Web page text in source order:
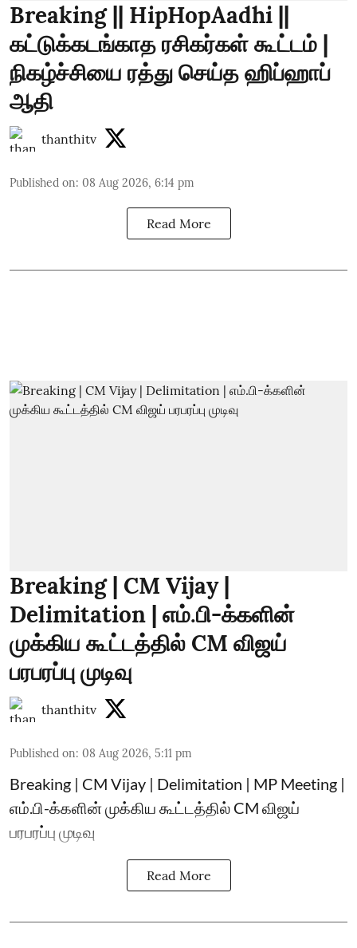
Breaking || HipHopAadhi ||
கட்டுக்கடங்காத ரசிகர்கள் கூட்டம் |
நிகழ்ச்சியை ரத்து செய்த ஹிப்ஹாப்
ஆதி
thanthitv
Published on: 08 Aug 2026, 6:14 pm
Read More
Breaking | CM Vijay |
Delimitation | எம்.பி-க்களின்
முக்கிய கூட்டத்தில் CM விஜய்
பரபரப்பு முடிவு
thanthitv
Published on: 08 Aug 2026, 5:11 pm
Breaking | CM Vijay | Delimitation | MP Meeting |
எம்.பி-க்களின் முக்கிய கூட்டத்தில் CM விஜய்
பரபரப்பு முடிவு
Read More